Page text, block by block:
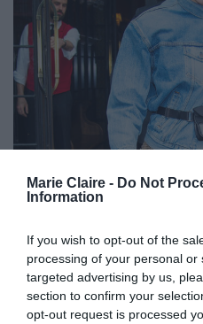
Marie Claire - Do Not
Information
If you wish to opt-out of the
processing of your personal
targeted advertising by us,
section to confirm your
opt-out request is processed